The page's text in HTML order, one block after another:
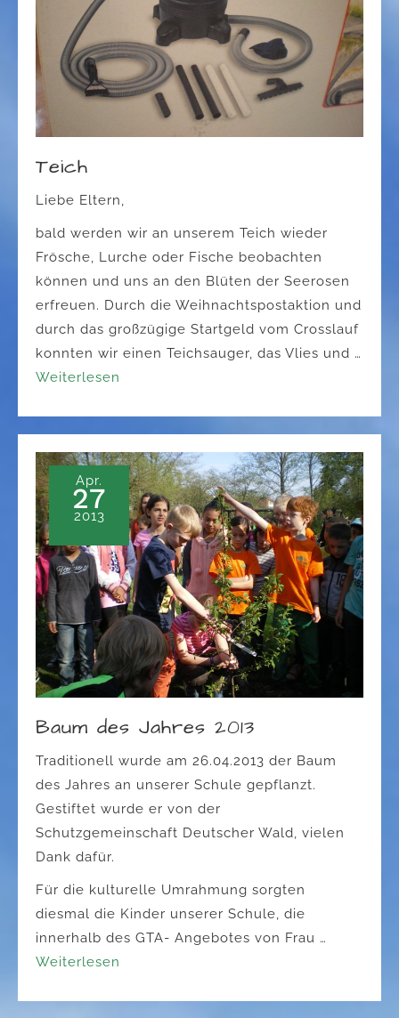
Teich
Liebe Eltern,
bald werden wir an unserem Teich wieder
Frösche, Lurche oder Fische beobachten
können und uns an den Blüten der Seerosen
erfreuen. Durch die Weihnachtspostaktion und
durch das großzügige Startgeld vom Crosslauf
konnten wir einen Teichsauger, das Vlies und …
Weiterlesen
Apr.
27
2013
Baum des Jahres 2013
Traditionell wurde am 26.04.2013 der Baum
des Jahres an unserer Schule gepflanzt.
Gestiftet wurde er von der
Schutzgemeinschaft Deutscher Wald, vielen
Dank dafür.
Für die kulturelle Umrahmung sorgten
diesmal die Kinder unserer Schule, die
innerhalb des GTA- Angebotes von Frau …
Weiterlesen